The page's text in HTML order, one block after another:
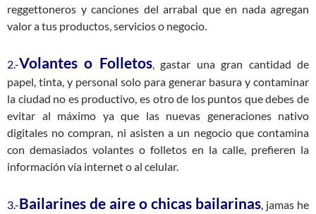
reggettoneros y canciones del arrabal que en nada agregan
valor a tus productos, servicios o negocio.
2.-Volantes o Folletos, gastar una gran cantidad de
papel, tinta, y personal solo para generar basura y contaminar
la ciudad no es productivo, es otro de los puntos que debes de
evitar al máximo ya que las nuevas generaciones nativo
digitales no compran, ni asisten a un negocio que contamina
con demasiados volantes o folletos en la calle, prefieren la
información vía internet o al celular.
3.-Bailarines de aire o chicas bailarinas, jamas he